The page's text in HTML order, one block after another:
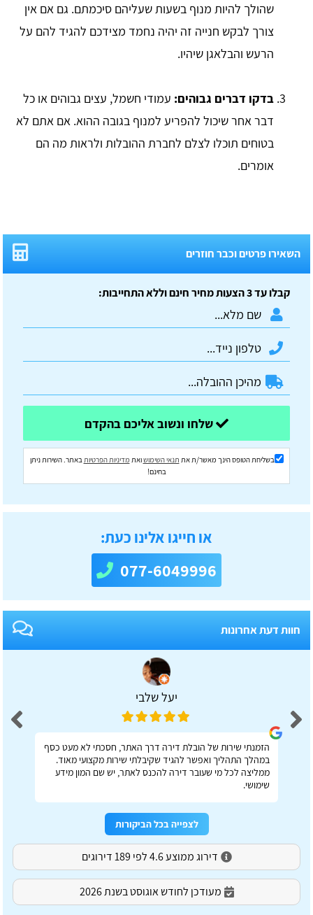
שהולך להיות מנוף בשעות שעליהם סיכמתם. גם אם אין
צורך לבקש חנייה זה יהיה נחמד מצידכם להגיד להם על
הרעש והבלאגן שיהיו.
בדקו דברים גבוהים: עמודי חשמל, עצים גבוהים או כל
דבר אחר שיכול להפריע למנוף בגובה ההוא. אם אתם לא
בטוחים תוכלו לצלם לחברת ההובלות ולראות מה הם
אומרים.
השאירו פרטים וכבר חוזרים
קבלו עד 3 הצעות מחיר חינם וללא התחייבות:
בשליחת הטופס הינך מאשר/ת את תנאי השימושואת מדיניות הפרטיותבאתר. השירות ניתן
בחינם!
או חייגו אלינו כעת:
077-6049996
חוות דעת אחרונות
יעל שלבי
הזמנתי שירות של הובלת דירה דרך האתר, חסכתי לא מעט כסף
במהלך התהליך ואפשר להגיד שקיבלתי שירות מקצועי מאוד.
ממליצה לכל מי שעובר דירה להכנס לאתר, יש שם המון מידע
שימושי.
לצפייה בכל הביקורות
דירוג ממוצע 4.6 לפי 189 דירוגים
מעודכן לחודש אוגוסט בשנת 2026